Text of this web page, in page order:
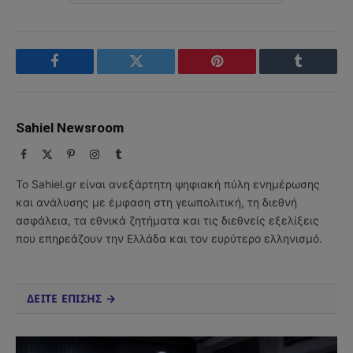
Facebook Twitter Pinterest Tumblr
Sahiel Newsroom
Facebook PinterestInstagram
Tumblr
Το Sahiel.gr είναι ανεξάρτητη ψηφιακή πύλη ενημέρωσης
και ανάλυσης με έμφαση στη γεωπολιτική, τη διεθνή
ασφάλεια, τα εθνικά ζητήματα και τις διεθνείς εξελίξεις
που επηρεάζουν την Ελλάδα και τον ευρύτερο ελληνισμό.
ΔΕΙΤΕ ΕΠΙΣΗΣ →